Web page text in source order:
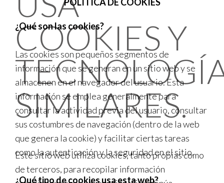
COOKIES Y
SIMILARES.
Este sitio web utiliza cookies, tanto propias como
de terceros, para recopilar información
¿Qué son las cookies?
Las cookies son pequeños segmentos de
información que se generan en un sitio web y se
almacenen en el navegador del usuario. Esta
información se emplea generalmente para
consultar la actividad previa del usuario, consultar
sus costumbres de navegación (dentro de la web
que genera la cookie) y facilitar ciertas tareas
como la autenticación y la seguridad en el sitio.
¿Qué tipo de cookies usa esta web?